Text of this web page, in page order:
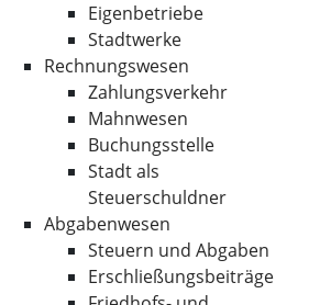
Eigenbetriebe
Stadtwerke
Rechnungswesen
Zahlungsverkehr
Mahnwesen
Buchungsstelle
Stadt als
Steuerschuldner
Abgabenwesen
Steuern und Abgaben
Erschließungsbeiträge